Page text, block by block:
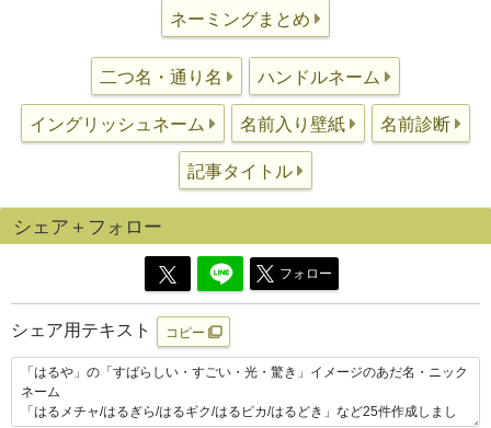
ネーミングまとめ
二つ名・通り名 ハンドルネーム
イングリッシュネーム 名前入り壁紙 名前診断
記事タイトル
シェア＋フォロー
フォロー
シェア用テキスト コピー